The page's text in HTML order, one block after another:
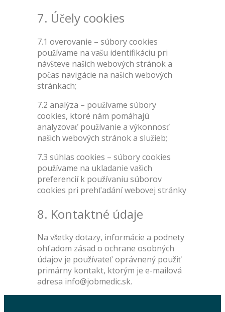
7. Účely cookies
7.1 overovanie – súbory cookies
používame na vašu identifikáciu pri
návšteve našich webových stránok a
počas navigácie na našich webových
stránkach;
7.2 analýza – používame súbory
cookies, ktoré nám pomáhajú
analyzovať používanie a výkonnosť
našich webových stránok a služieb;
7.3 súhlas cookies – súbory cookies
používame na ukladanie vašich
preferencií k používaniu súborov
cookies pri prehľadání webovej stránky
8. Kontaktné údaje
Na všetky dotazy, informácie a podnety
ohľadom zásad o ochrane osobných
údajov je používateľ oprávnený použiť
primárny kontakt, ktorým je e-mailová
adresa info@jobmedic.sk.